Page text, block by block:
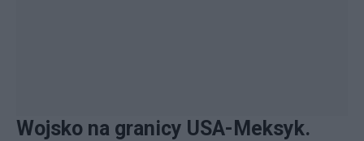
Wojsko na granicy USA-Meksyk.